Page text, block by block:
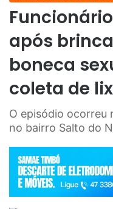
após
boneca
coleta de
O episódio ocorreu
no bairro Salto do